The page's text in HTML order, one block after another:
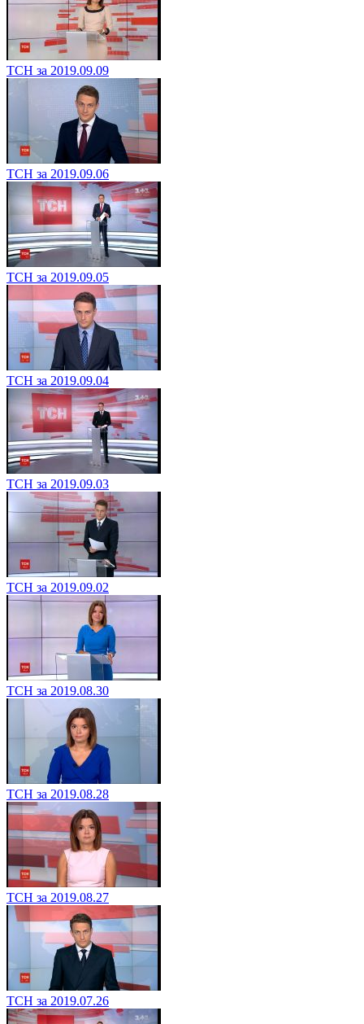
ТСН за 2019.09.09
ТСН за 2019.09.06
ТСН за 2019.09.05
ТСН за 2019.09.04
ТСН за 2019.09.03
ТСН за 2019.09.02
ТСН за 2019.08.30
ТСН за 2019.08.28
ТСН за 2019.08.27
ТСН за 2019.07.26